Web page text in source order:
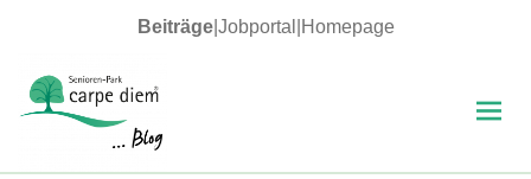
Beiträge| Jobportal Homepage